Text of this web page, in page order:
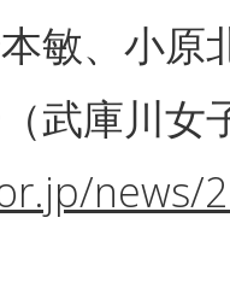
敏、小原
武庫川女
news/